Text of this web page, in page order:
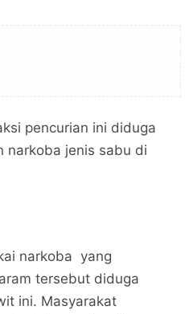
pencurian ini diduga
narkoba jenis sabu di
narkoba yang
tersebut diduga
ini. Masyarakat